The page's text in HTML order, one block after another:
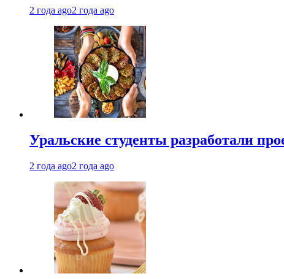
2 года ago2 года ago
Уральские студенты разработали
2 года ago2 года ago